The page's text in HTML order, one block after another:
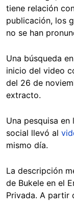
tiene relación
publicación, los
no se han
Una búsqueda
inicio del video
del 26 de
extracto.
Una pesquisa
social llevó al
mismo día.
La descripción
de Bukele en el
Privada. A partir